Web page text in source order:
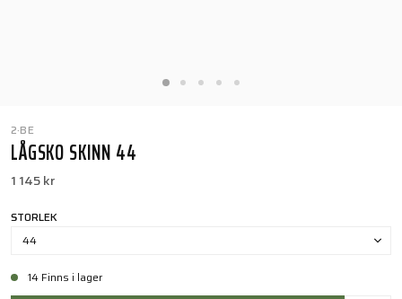
2·BE
LÅGSKO SKINN 44
1 145 kr
STORLEK
44
14 Finns i lager